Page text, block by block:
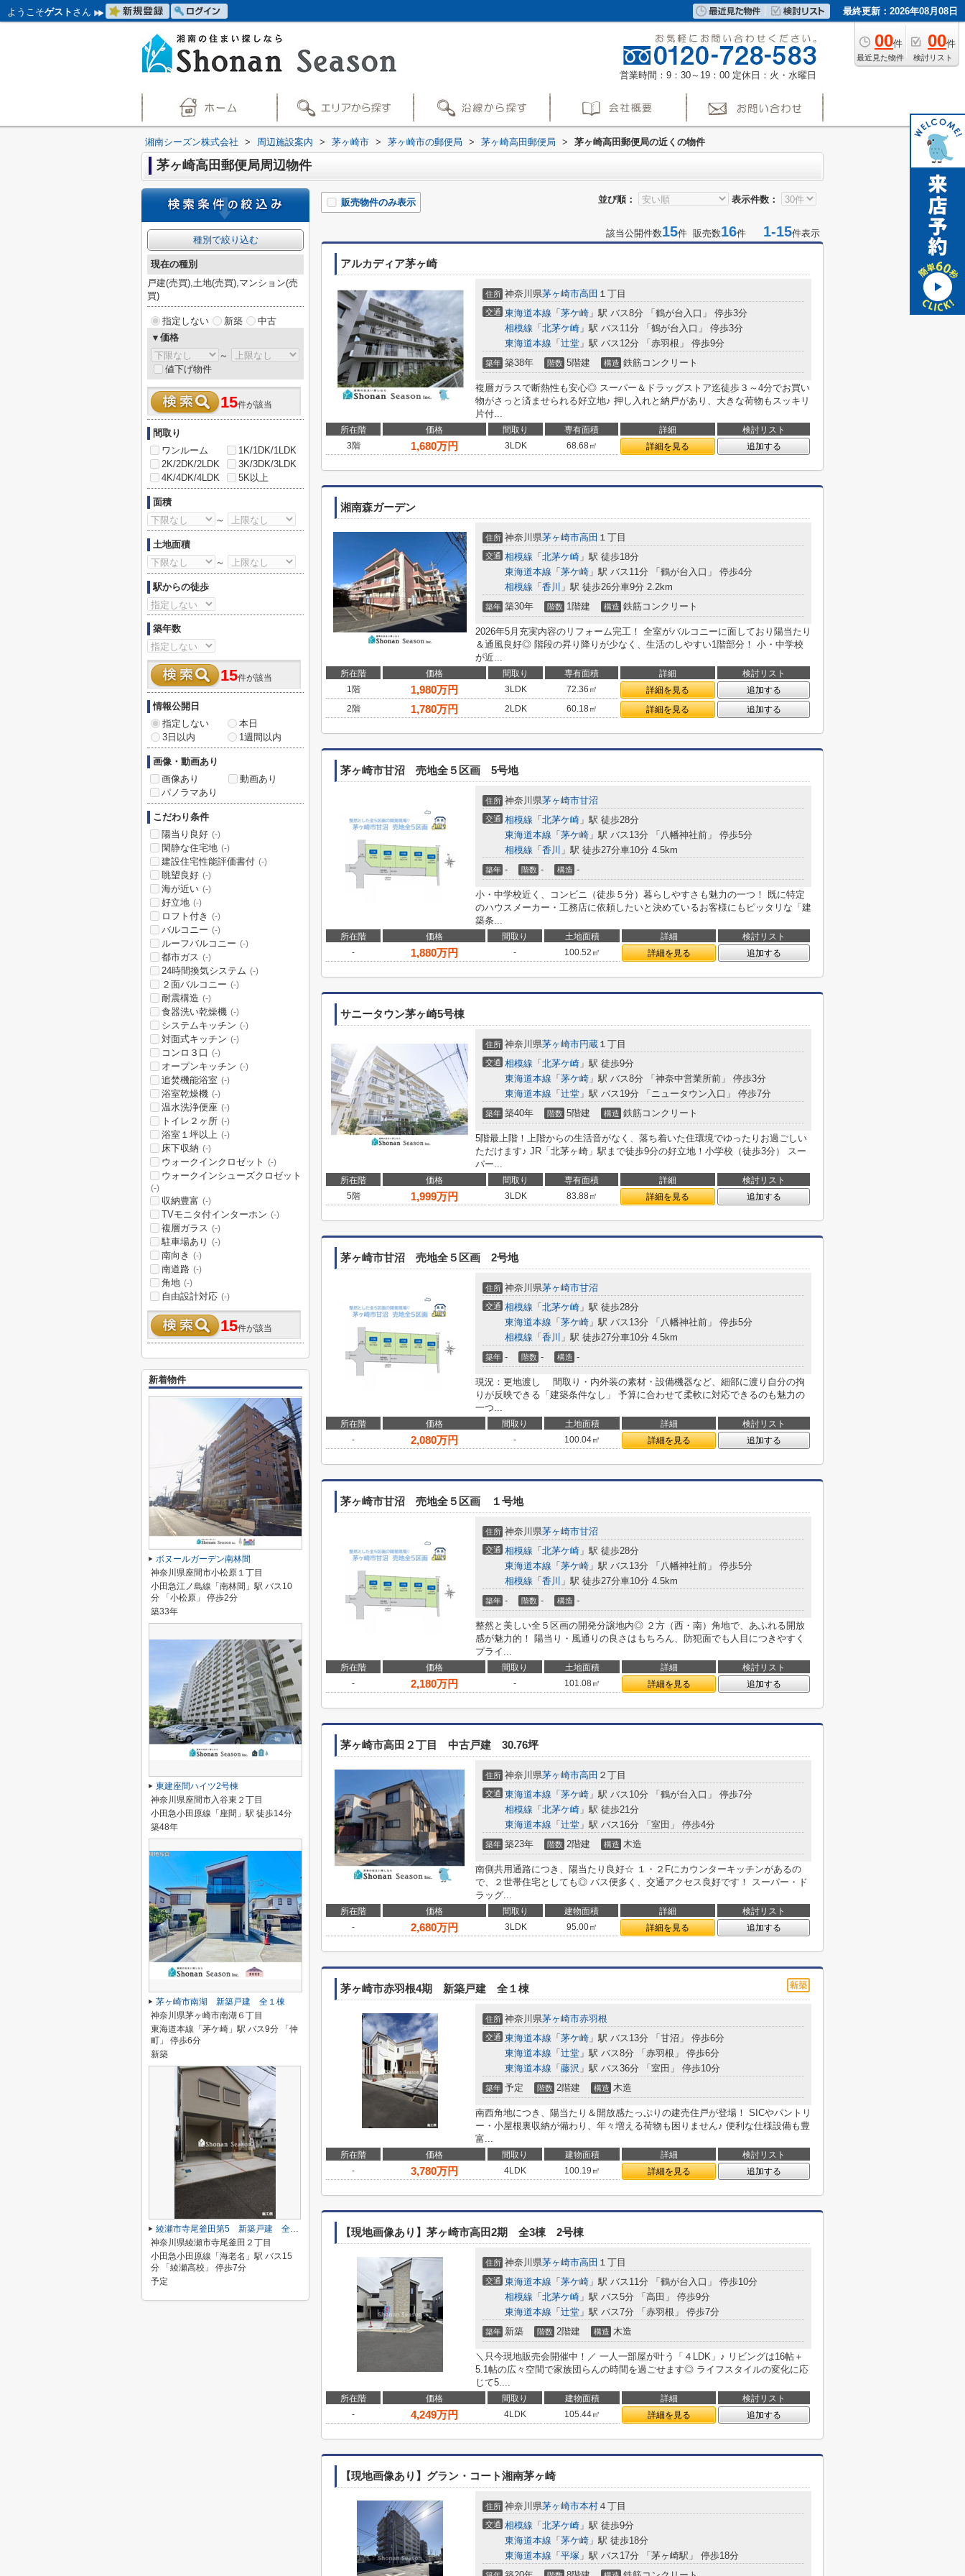
ようこそゲスト さん 最終更新：2026年08月08日
00件
最近見た物件
00件
検討リスト
営業時間：9：30～19：00 定休日：火・水曜日
湘南シーズン株式会社 > 周辺施設案内 > 茅ヶ崎市 > 茅ヶ崎市の郵便局 > 茅ヶ崎高田郵便局 > 茅ヶ崎高田郵便局の近くの物件
茅ヶ崎高田郵便局周辺物件
並び順： 表示件数：
販売物件のみ表示
該当公開件数15件 販売数16件 1-15件表示
アルカディア茅ヶ崎
住所 神奈川県茅ヶ崎市高田 １丁目
交通 東海道本線 「 茅ケ崎 」駅 バス8分 「鶴が台入口」 停歩3分
相模線 「 北茅ケ崎 」駅 バス11分 「鶴が台入口」 停歩3分
東海道本線 「 辻堂 」駅 バス12分 「赤羽根」 停歩9分
築年 築38年 階数 5階建 構造 鉄筋コンクリート
複層ガラスで断熱性も安心◎ スーパー＆ドラッグストア迄徒歩３～4分でお買い
物がさっと済ませられる好立地♪ 押し入れと納戸があり、大きな荷物もスッキリ
片付...
所在階 価格 間取り 専有面積 詳細
検討リスト
3階
1,680万円 3LDK 68.68㎡ 詳細を見る 追加する
湘南森ガーデン
住所 神奈川県茅ヶ崎市高田 １丁目
交通 相模線 「 北茅ケ崎 」駅 徒歩18分
東海道本線 「 茅ケ崎 」駅 バス11分 「鶴が台入口」 停歩4分
相模線 「 香川 」駅 徒歩26分車9分 2.2km
築年 築30年 階数 1階建 構造 鉄筋コンクリート
2026年5月充実内容のリフォーム完工！ 全室がバルコニーに面しており陽当たり
＆通風良好◎ 階段の昇り降りが少なく、生活のしやすい1階部分！ 小・中学校
が近...
所在階 価格 間取り 専有面積 詳細
検討リスト
1階
1,980万円 3LDK 72.36㎡ 詳細を見る
追加する
2階
1,780万円 2LDK 60.18㎡ 詳細を見る 追加する
茅ヶ崎市甘沼 売地全５区画 5号地
住所 神奈川県茅ヶ崎市甘沼
交通 相模線 「 北茅ケ崎 」駅 徒歩28分
東海道本線 「 茅ケ崎 」駅 バス13分 「八幡神社前」 停歩5分
相模線 「 香川 」駅 徒歩27分車10分 4.5km
築年 - 階数 - 構造 -
小・中学校近く、コンビニ（徒歩５分）暮らしやすさも魅力の一つ！ 既に特定
のハウスメーカー・工務店に依頼したいと決めているお客様にもピッタリな「建
築条...
所在階 価格 間取り 土地面積 詳細
検討リスト
-
1,880万円 - 100.52㎡ 詳細を見る 追加する
サニータウン茅ヶ崎5号棟
住所 神奈川県茅ヶ崎市円蔵 １丁目
交通 相模線 「 北茅ケ崎 」駅 徒歩9分
東海道本線 「 茅ケ崎 」駅 バス8分 「神奈中営業所前」 停歩3分
東海道本線 「 辻堂 」駅 バス19分 「ニュータウン入口」 停歩7分
築年 築40年 階数 5階建 構造 鉄筋コンクリート
5階最上階！上階からの生活音がなく、落ち着いた住環境でゆったりお過ごしい
ただけます♪ JR「北茅ヶ崎」駅まで徒歩9分の好立地！小学校（徒歩3分） スー
パー...
所在階 価格 間取り 専有面積 詳細
検討リスト
5階
1,999万円 3LDK 83.88㎡ 詳細を見る 追加する
茅ヶ崎市甘沼 売地全５区画 2号地
住所 神奈川県茅ヶ崎市甘沼
交通 相模線 「 北茅ケ崎 」駅 徒歩28分
東海道本線 「 茅ケ崎 」駅 バス13分 「八幡神社前」 停歩5分
相模線 「 香川 」駅 徒歩27分車10分 4.5km
築年 - 階数 - 構造 -
現況：更地渡し 間取り・内外装の素材・設備機器など、細部に渡り自分の拘
りが反映できる「建築条件なし」 予算に合わせて柔軟に対応できるのも魅力の
一つ...
所在階 価格 間取り 土地面積 詳細
検討リスト
-
2,080万円 - 100.04㎡ 詳細を見る 追加する
茅ヶ崎市甘沼 売地全５区画 １号地
住所 神奈川県茅ヶ崎市甘沼
交通 相模線 「 北茅ケ崎 」駅 徒歩28分
東海道本線 「 茅ケ崎 」駅 バス13分 「八幡神社前」 停歩5分
相模線 「 香川 」駅 徒歩27分車10分 4.5km
築年 - 階数 - 構造 -
整然と美しい全５区画の開発分譲地内◎ ２方（西・南）角地で、あふれる開放
感が魅力的！ 陽当り・風通りの良さはもちろん、防犯面でも人目につきやすく
プライ...
所在階 価格 間取り 土地面積 詳細
検討リスト
-
2,180万円 - 101.08㎡ 詳細を見る 追加する
茅ヶ崎市高田２丁目 中古戸建 30.76坪
住所 神奈川県茅ヶ崎市高田 ２丁目
交通 東海道本線 「 茅ケ崎 」駅 バス10分 「鶴が台入口」 停歩7分
相模線 「 北茅ケ崎 」駅 徒歩21分
東海道本線 「 辻堂 」駅 バス16分 「室田」 停歩4分
築年 築23年 階数 2階建 構造 木造
南側共用通路につき、陽当たり良好☆ １・２Fにカウンターキッチンがあるの
で、２世帯住宅としても◎ バス便多く、交通アクセス良好です！ スーパー・ド
ラッグ...
所在階 価格 間取り 建物面積 詳細
検討リスト
-
2,680万円 3LDK 95.00㎡ 詳細を見る 追加する
茅ヶ崎市赤羽根4期 新築戸建 全１棟
住所 神奈川県茅ヶ崎市赤羽根
交通 東海道本線 「 茅ケ崎 」駅 バス13分 「甘沼」 停歩6分
東海道本線 「 辻堂 」駅 バス8分 「赤羽根」 停歩6分
東海道本線 「 藤沢 」駅 バス36分 「室田」 停歩10分
築年 予定 階数 2階建 構造 木造
南西角地につき、陽当たり＆開放感たっぷりの建売住戸が登場！ SICやパントリ
ー・小屋根裏収納が備わり、年々増える荷物も困りません♪ 便利な仕様設備も豊
富...
所在階 価格 間取り 建物面積 詳細
検討リスト
-
3,780万円 4LDK 100.19㎡ 詳細を見る 追加する
【現地画像あり】茅ヶ崎市高田2期 全3棟 2号棟
住所 神奈川県茅ヶ崎市高田 １丁目
交通 東海道本線 「 茅ケ崎 」駅 バス11分 「鶴が台入口」 停歩10分
相模線 「 北茅ケ崎 」駅 バス5分 「高田」 停歩9分
東海道本線 「 辻堂 」駅 バス7分 「赤羽根」 停歩7分
築年 新築 階数 2階建 構造 木造
＼只今現地販売会開催中！／ 一人一部屋が叶う「４LDK」♪ リビングは16帖＋
5.1帖の広々空間で家族団らんの時間を過ごせます◎ ライフスタイルの変化に応
じて5....
所在階 価格 間取り 建物面積 詳細
検討リスト
-
4,249万円 4LDK 105.44㎡ 詳細を見る 追加する
【現地画像あり】グラン・コート湘南茅ヶ崎
住所 神奈川県茅ヶ崎市本村 ４丁目
交通 相模線 「 北茅ケ崎 」駅 徒歩9分
東海道本線 「 茅ケ崎 」駅 徒歩18分
東海道本線 「 平塚 」駅 バス17分 「茅ヶ崎駅」 停歩18分
種別で絞り込む
現在の種別
戸建(売買),土地(売買),マンション(売
買)
指定しない 新築
中古
▼価格
～
値下げ物件
15件が該当
間取り
ワンルーム
1K/1DK/1LDK
2K/2DK/2LDK
3K/3DK/3LDK
4K/4DK/4LDK
5K以上
面積
～
土地面積
～
駅からの徒歩
築年数
15件が該当
情報公開日
指定しない
本日
3日以内
1週間以内
画像・動画あり
画像あり
動画あり
パノラマあり
こだわり条件
陽当り良好 (-)
閑静な住宅地 (-)
建設住宅性能評価書付 (-)
眺望良好 (-)
海が近い (-)
好立地 (-)
ロフト付き (-)
バルコニー (-)
ルーフバルコニー (-)
都市ガス (-)
24時間換気システム (-)
２面バルコニー (-)
耐震構造 (-)
食器洗い乾燥機 (-)
システムキッチン (-)
対面式キッチン (-)
コンロ３口 (-)
オープンキッチン (-)
追焚機能浴室 (-)
浴室乾燥機 (-)
温水洗浄便座 (-)
トイレ２ヶ所 (-)
浴室１坪以上 (-)
床下収納 (-)
ウォークインクロゼット (-)
ウォークインシューズクロゼット
(-)
収納豊富 (-)
TVモニタ付インターホン (-)
複層ガラス (-)
駐車場あり (-)
南向き (-)
南道路 (-)
角地 (-)
自由設計対応 (-)
15件が該当
新着物件
ボヌールガーデン南林間
神奈川県座間市小松原１丁目
小田急江ノ島線「南林間」駅 バス10
分 「小松原」 停歩2分
築33年
東建座間ハイツ2号棟
神奈川県座間市入谷東２丁目
小田急小田原線「座間」駅 徒歩14分
築48年
茅ヶ崎市南湖 新築戸建 全１棟
神奈川県茅ヶ崎市南湖６丁目
東海道本線「茅ケ崎」駅 バス9分 「仲
町」 停歩6分
新築
綾瀬市寺尾釜田第5 新築戸建 全1棟
神奈川県綾瀬市寺尾釜田２丁目
小田急小田原線「海老名」駅 バス15
分 「綾瀬高校」 停歩7分
予定